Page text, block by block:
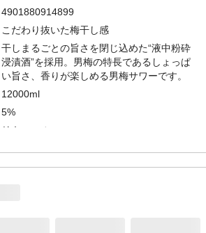
4901880914899
こだわり抜いた梅干し感
干しまるごとの旨さを閉じ込めた“液中粉砕
浸漬酒”を採用。男梅の特長であるしょっぱ
い旨さ、香りが楽しめる男梅サワーです。
12000ml
5%
リキュール
どんな料理とも